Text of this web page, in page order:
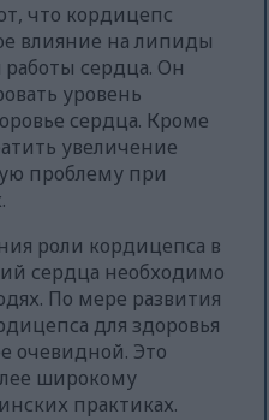
что кордицепс
влияние на липиды
сердца. Он
уровень
сердца. Кроме
увеличение
проблему при
роли кордицепса в
сердца необходимо
По мере развития
для здоровья
очевидной. Это
широкому
практиках.